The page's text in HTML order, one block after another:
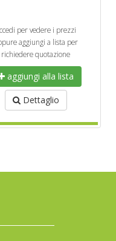
per vedere i prezzi
aggiungi a lista per
richiedere quotazione
aggiungi alla lista
Dettaglio